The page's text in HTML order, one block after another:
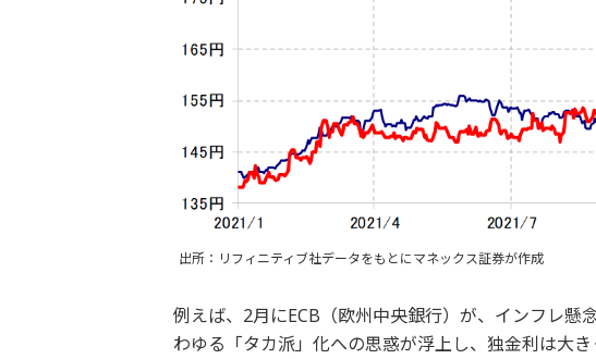
出所：リフィニティブ社データをもとにマネックス証券が作成
例えば、2月にECB（欧州中央銀行）が、インフレ懸
わゆる「タカ派」化への思惑が浮上し、独金利は大